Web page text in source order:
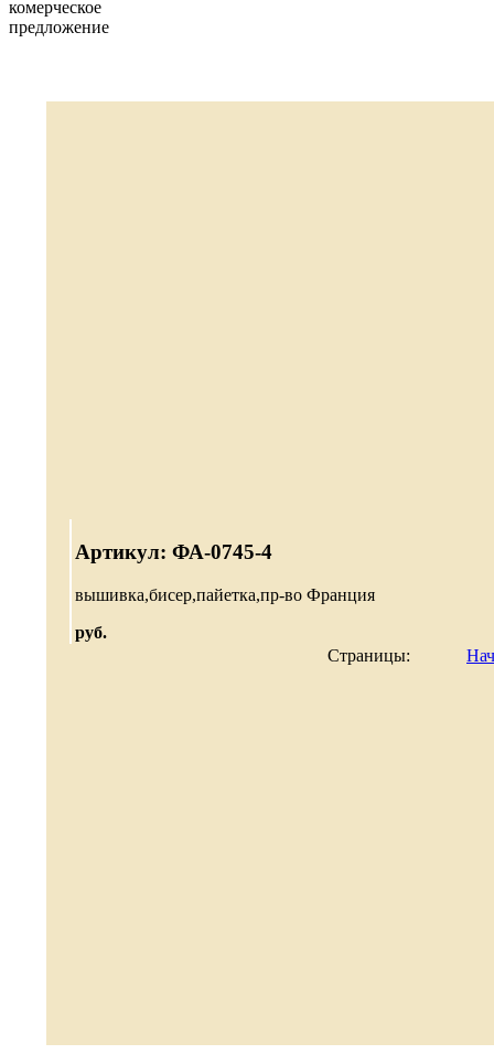
Артикул: ФА-0745-4
вышивка,бисер,пайетка,пр-во Франция
руб.
Страницы: